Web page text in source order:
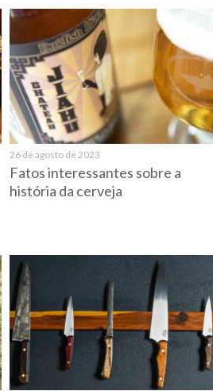
26 de agosto de 2023
Fatos interessantes sobre a
história da cerveja